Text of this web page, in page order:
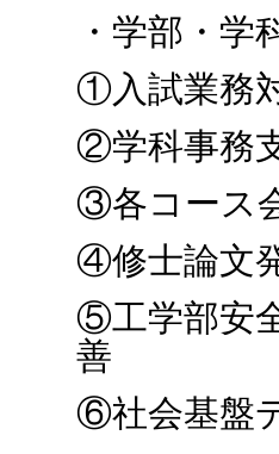
・学部・学
①入試業務
②学科事務
③各コース
④修士論文
⑤工学部安
善
⑥社会基盤